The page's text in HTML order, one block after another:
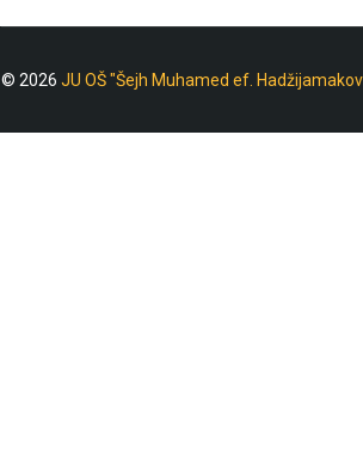
© 2026 JU OŠ "Šejh Muhamed ef.